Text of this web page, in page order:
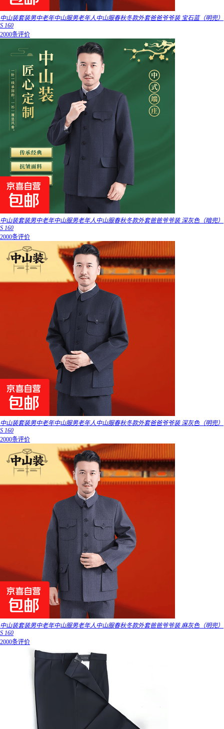
中山装套装男中老年中山服男老年人中山服春秋冬款外套爸爸爷爷装 宝石蓝（明兜）
S 160
2000条评价
中山装套装男中老年中山服男老年人中山服春秋冬款外套爸爸爷爷装 深灰色（暗兜）
S 160
2000条评价
中山装套装男中老年中山服男老年人中山服春秋冬款外套爸爸爷爷装 深灰色（明兜）
S 160
2000条评价
中山装套装男中老年中山服男老年人中山服春秋冬款外套爸爸爷爷装 麻灰色（明兜）
S 160
2000条评价